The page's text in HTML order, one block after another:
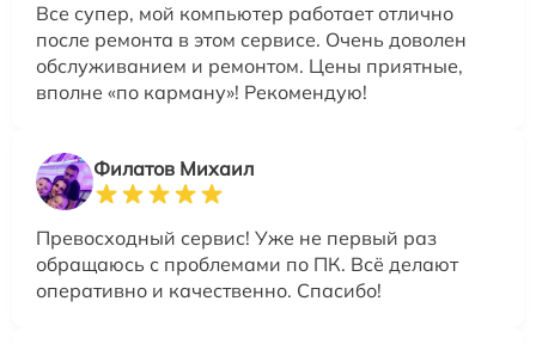
Все супер, мой компьютер работает отлично
после ремонта в этом сервисе. Очень доволен
обслуживанием и ремонтом. Цены приятные,
вполне «по карману»! Рекомендую!
Филатов Михаил
Превосходный сервис! Уже не первый раз
обращаюсь с проблемами по ПК. Всё делают
оперативно и качественно. Спасибо!